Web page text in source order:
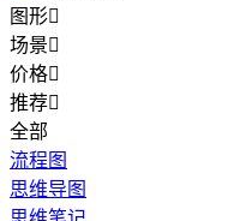
图形
场景
价格
推荐
全部
流程图
思维导图